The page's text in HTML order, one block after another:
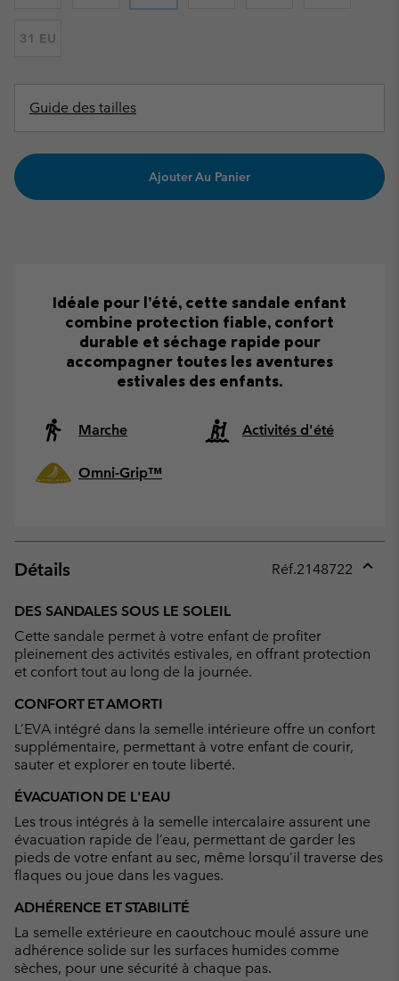
31 EU
Guide des tailles
Ajouter Au Panier
Idéale pour l’été, cette sandale enfant
combine protection fiable, confort
durable et séchage rapide pour
accompagner toutes les aventures
estivales des enfants.
Marche Activités d'été
Omni-Grip™
Détails Réf.2148722
DES SANDALES SOUS LE SOLEIL
Cette sandale permet à votre enfant de profiter
pleinement des activités estivales, en offrant protection
et confort tout au long de la journée.
CONFORT ET AMORTI
L’EVA intégré dans la semelle intérieure offre un confort
supplémentaire, permettant à votre enfant de courir,
sauter et explorer en toute liberté.
ÉVACUATION DE L'EAU
Les trous intégrés à la semelle intercalaire assurent une
évacuation rapide de l’eau, permettant de garder les
pieds de votre enfant au sec, même lorsqu’il traverse des
flaques ou joue dans les vagues.
ADHÉRENCE ET STABILITÉ
La semelle extérieure en caoutchouc moulé assure une
adhérence solide sur les surfaces humides comme
sèches, pour une sécurité à chaque pas.